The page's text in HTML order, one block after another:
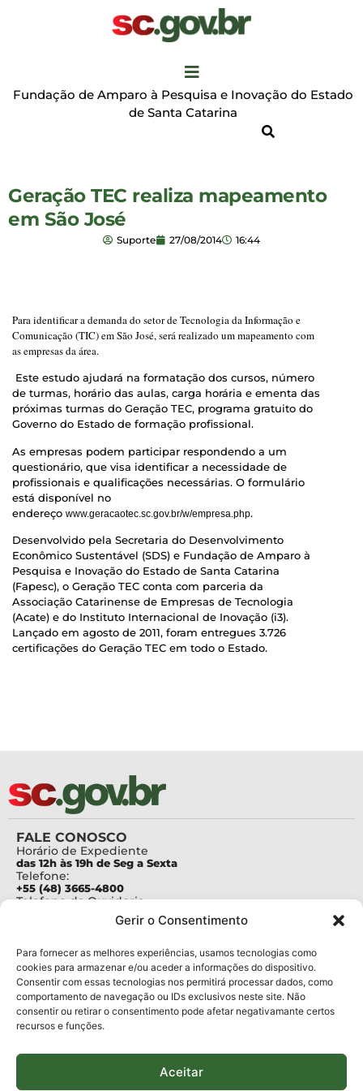
Gerir o Consentimento
Para fornecer as melhores experiências, usamos tecnologias como
cookies para armazenar e/ou aceder a informações do dispositivo.
Consentir com essas tecnologias nos permitirá processar dados, como
comportamento de navegação ou IDs exclusivos neste site. Não
consentir ou retirar o consentimento pode afetar negativamante certos
recursos e funções.
Aceitar
Fundação de Amparo à Pesquisa e Inovação do Estado
de Santa Catarina
Geração TEC realiza mapeamento
em São José
Suporte 27/08/2014 16:44
Para identificar a demanda do setor de Tecnologia da Informação e
Comunicação (TIC) em São José, será realizado um mapeamento com
as empresas da área.
Este estudo ajudará na formatação dos cursos, número
de turmas, horário das aulas, carga horária e ementa das
próximas turmas do Geração TEC, programa gratuito do
Governo do Estado de formação profissional.
As empresas podem participar respondendo a um
questionário, que visa identificar a necessidade de
profissionais e qualificações necessárias. O formulário
está disponível no
endereço www.geracaotec.sc.gov.br/w/empresa.php.
Desenvolvido pela Secretaria do Desenvolvimento
Econômico Sustentável (SDS) e Fundação de Amparo à
Pesquisa e Inovação do Estado de Santa Catarina
(Fapesc), o Geração TEC conta com parceria da
Associação Catarinense de Empresas de Tecnologia
(Acate) e do Instituto Internacional de Inovação (i3).
Lançado em agosto de 2011, foram entregues 3.726
certificações do Geração TEC em todo o Estado.
FALE CONOSCO
Horário de Expediente
das 12h às 19h de Seg a Sexta
Telefone:
+55 (48) 3665-4800
Telefone da Ouvidoria
Para assuntos relacionados à Pesquisa
pesquisa@fapesc.sc.gov.br
Para assuntos relacionados à Inovação
inovacao@fapesc.sc.gov.br
Para assuntos relacionados à Bolsas
bolsas@fapesc.sc.gov.br
Para assuntos relacionados à Prestação de Contas
Para assuntos relacionados à Plataforma
plataforma@fapesc.sc.gov.br